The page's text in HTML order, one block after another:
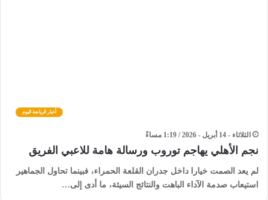
أخبار الرياضة اليوم
الثلاثاء - 14 أبريل - 2026 / 1:19 مساءً
نجم الأهلي يهاجم توروب ورسالة هامة للاعبي الفريق
​لم يعد الصمت خيارا داخل جدران القلعة الحمراء، فبينما تحاول الجماهير
استيعاب صدمة الآداء الباهت والنتائج السيئة، ما أدى إلى…